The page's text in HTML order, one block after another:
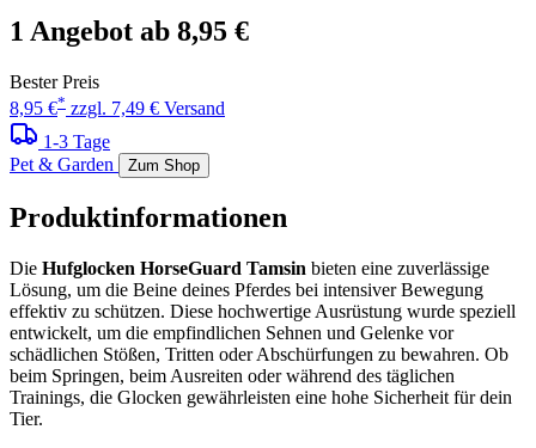
1 Angebot ab 8,95 €
Bester Preis
8,95 €* zzgl. 7,49 € Versand
1-3 Tage
Pet & Garden
Zum Shop
Produktinformationen
Die Hufglocken HorseGuard Tamsin bieten eine zuverlässige
Lösung, um die Beine deines Pferdes bei intensiver Bewegung
effektiv zu schützen. Diese hochwertige Ausrüstung wurde speziell
entwickelt, um die empfindlichen Sehnen und Gelenke vor
schädlichen Stößen, Tritten oder Abschürfungen zu bewahren. Ob
beim Springen, beim Ausreiten oder während des täglichen
Trainings, die Glocken gewährleisten eine hohe Sicherheit für dein
Tier.